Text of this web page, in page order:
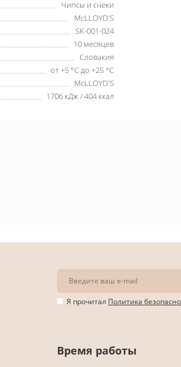
Чипсы и снеки
McLLOYD'S
SK-001-024
10 месяцев
Словакия
от +5 °C до +25 °C
McLLOYD'S
1706 кДж / 404 ккал
Я прочитал Политика
Время работы